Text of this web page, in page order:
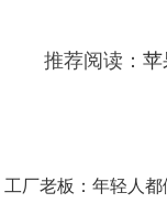
推荐阅读：苹
工厂老板：年轻人